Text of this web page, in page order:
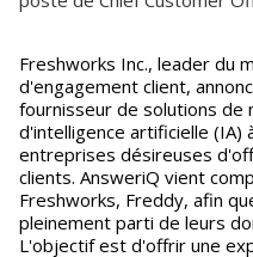
Freshworks Inc., leader du marché des plateformes
d'engagement client,
fournisseur de solutions de
d'intelligence artificielle (IA)
entreprises désireuses
clients. AnsweriQ vient
Freshworks, Freddy, afin
pleinement parti de leurs
L'objectif est d'offrir une